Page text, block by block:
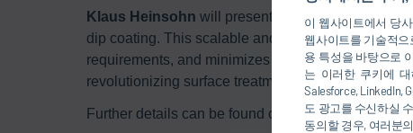
이 웹사이트에서 당
웹사이트를 기술적
용 특성을 바탕으로
는 이러한 쿠키에
Salesforce, LinkedIn,
도 광고를 수신하실
동의할 경우, 여러분
Klaus Heinsohn will present
ProWet, a
dip coating. This scalable and sustainable
requirements, and minimizes capital investment.
revolutionizing surface treatment processes.​
​Further details can be found on theshow website